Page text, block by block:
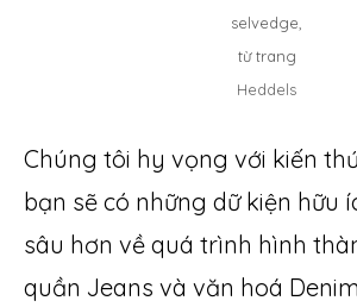
selvedge,
từ trang
Heddels
Chúng tôi hy vọng với kiến
bạn sẽ có những dữ kiện hữu
sâu hơn về quá trình hình
quần Jeans và văn hoá